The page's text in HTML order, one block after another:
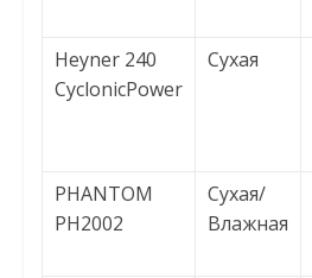
Heyner 240
CyclonicPower
Сухая
PHANTOM
PH2002
Сухая/
Влажная